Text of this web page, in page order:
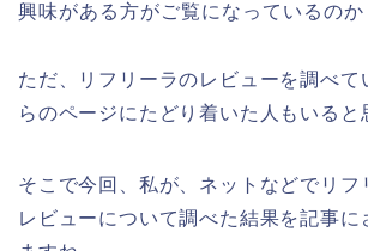
興味がある方がご覧になっているのか
ただ、リフリーラのレビューを調べて
らのページにたどり着いた人もいると
そこで今回、私が、ネットなどでリフ
レビューについて調べた結果を記事に